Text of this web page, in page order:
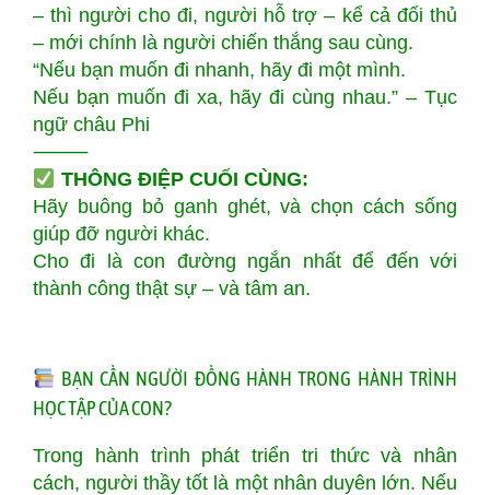
– thì người cho đi, người hỗ trợ – kể cả đối thủ
– mới chính là người chiến thắng sau cùng.
“Nếu bạn muốn đi nhanh, hãy đi một mình.
Nếu bạn muốn đi xa, hãy đi cùng nhau.” – Tục
ngữ châu Phi
⸻
THÔNG ĐIỆP CUỐI CÙNG:
Hãy buông bỏ ganh ghét, và chọn cách sống
giúp đỡ người khác.
Cho đi là con đường ngắn nhất để đến với
thành công thật sự – và tâm an.
BẠN CẦN NGƯỜI ĐỒNG HÀNH TRONG HÀNH TRÌNH
HỌC TẬP CỦA CON?
Trong hành trình phát triển tri thức và nhân
cách, người thầy tốt là một nhân duyên lớn. Nếu